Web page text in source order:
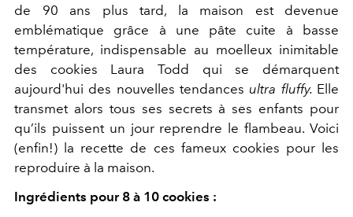
de 90 ans plus tard, la maison est devenue
emblématique grâce à une pâte cuite à basse
température, indispensable au moelleux inimitable
des cookies Laura Todd qui se démarquent
aujourd'hui des nouvelles tendances ultra fluffy. Elle
transmet alors tous ses secrets à ses enfants pour
qu’ils puissent un jour reprendre le flambeau. Voici
(enfin!) la recette de ces fameux cookies pour les
reproduire à la maison.
Ingrédients pour 8 à 10 cookies :